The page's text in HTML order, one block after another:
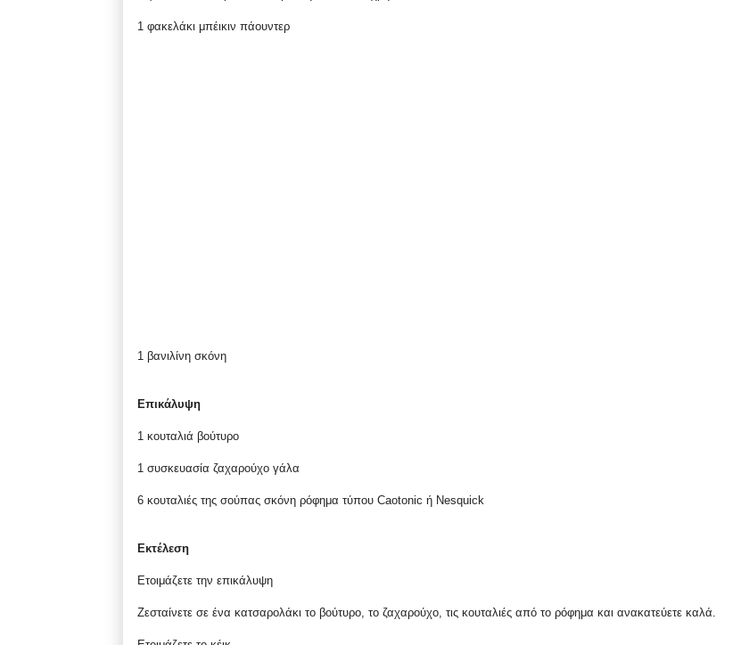
1 φακελάκι μπέικιν πάουντερ
1 βανιλίνη σκόνη
Επικάλυψη
1 κουταλιά βούτυρο
1 συσκευασία ζαχαρούχο γάλα
6 κουταλιές της σούπας σκόνη ρόφημα τύπου Caotonic ή Nesquick
Εκτέλεση
Ετοιμάζετε την επικάλυψη
Ζεσταίνετε σε ένα κατσαρολάκι το βούτυρο, το ζαχαρούχο, τις κουταλιές από το ρόφημα και ανακατεύετε καλά.